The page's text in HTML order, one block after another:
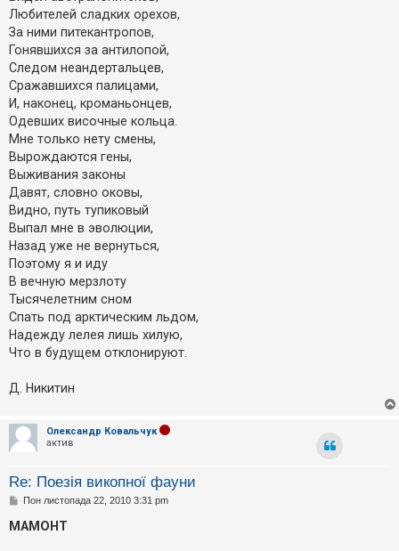
Любителей сладких орехов,
За ними питекантропов,
Гонявшихся за антилопой,
Следом неандертальцев,
Сражавшихся палицами,
И, наконец, кроманьонцев,
Одевших височные кольца.
Мне только нету смены,
Вырождаются гены,
Выживания законы
Давят, словно оковы,
Видно, путь тупиковый
Выпал мне в эволюции,
Назад уже не вернуться,
Поэтому я и иду
В вечную мерзлоту
Тысячелетним сном
Спать под арктическим льдом,
Надежду лелея лишь хилую,
Что в будущем отклонируют.
Д. Никитин
Олександр Ковальчук
актив
Re: Поезія викопної фауни
П
в
і
Пон листопада 22, 2010 3:31 pm
МАМОНТ